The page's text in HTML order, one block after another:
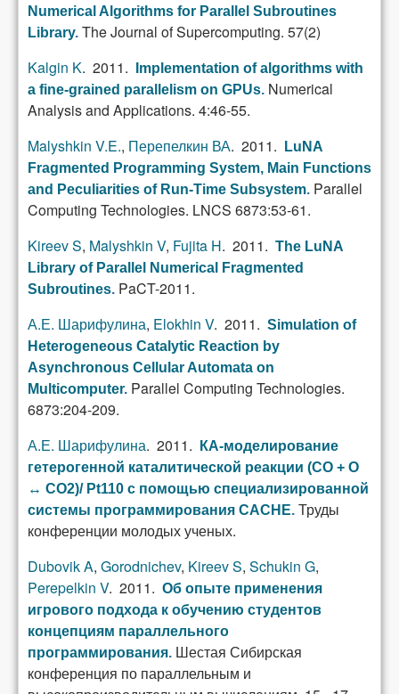
Numerical Algorithms for Parallel Subroutines
Library. The Journal of Supercomputing. 57(2)
Kalgin K. 2011.
Implementation of algorithms with
a fine-grained parallelism on GPUs. Numerical
Analysis and Applications. 4:46-55.
Malyshkin V.E., Перепелкин ВА. 2011.
LuNA
Fragmented Programming System, Main Functions
and Peculiarities of Run-Time Subsystem. Parallel
Computing Technologies. LNCS 6873:53-61.
Kireev S, Malyshkin V, Fujita H. 2011. The LuNA
Library of Parallel Numerical Fragmented
Subroutines. PaCT-2011.
А.Е. Шарифулина, Elokhin V. 2011. Simulation of
Heterogeneous Catalytic Reaction by
Asynchronous Cellular Automata on
Multicomputer. Parallel Computing Technologies.
6873:204-209.
А.Е. Шарифулина. 2011.
КА-моделирование
гетерогенной каталитической реакции (CO + O
↔ CO2)/ Pt110 с помощью специализированной
системы программирования CACHE. Труды
конференции молодых ученых.
Dubovik A, Gorodnichev, Kireev S, Schukin G,
Perepelkin V. 2011. Об опыте применения
игрового подхода к обучению студентов
концепциям параллельного
программирования. Шестая Сибирская
конференция по параллельным и